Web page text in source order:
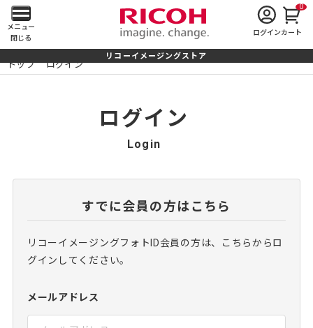
メ
イ
ン
を
開
メニュー
閉じる
ログイン
0
カート
リコーイメージングストア
トップ ログイン
ログイン
Login
すでに会員の方はこちら
リコーイメージングフォトID会員の方は、こちらからロ
グインしてください。
メールアドレス